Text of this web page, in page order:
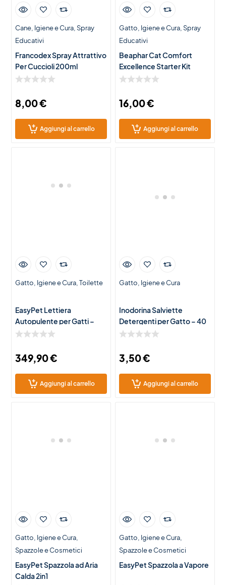
Cane Igiene e Cura Spray
Educativi
Francodex Spray Attrattivo
Per Cuccioli 200ml
8,00€
Aggiungi al carrello
Gatto Igiene e Cura Spray
Educativi
Beaphar Cat Comfort
Excellence Starter Kit
16,00€
Aggiungi al carrello
Gatto Igiene e Cura Toilette
EasyPet Lettiera
Autopulente per Gatti –
Toilette Automatica Smart
349,90€
Aggiungi al carrello
Gatto Igiene e Cura
Inodorina Salviette
Detergenti per Gatto – 40
Salviette Igienizzanti e
3,50€
Aggiungi al carrello
Gatto Igiene e Cura
Spazzole e Cosmetici
EasyPet Spazzola ad Aria
Calda 2in1
Gatto Igiene e Cura
Spazzole e Cosmetici
EasyPet Spazzola a Vapore